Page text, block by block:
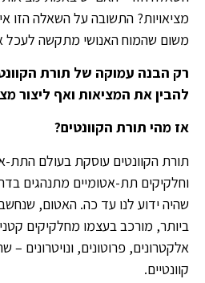
מציאויות? התשובה על השאלה הזו
משום שהמוח האנושי מתקשה לעכל
רק הבנה עמוקה של תורת
להבין את המציאות ואף ליצור
אז מהי תורת הקוונטים?
תורת הקוונטים עוסקת בעולם התת-
וחלקיקים תת-אטומיים מתנהגים
שהיה ידוע לנו עד כה. האטום,
ביותר, מורכב בעצמו מחלקיקים
אלקטרונים, פרוטונים, ונויטרונים
קוונטיים.